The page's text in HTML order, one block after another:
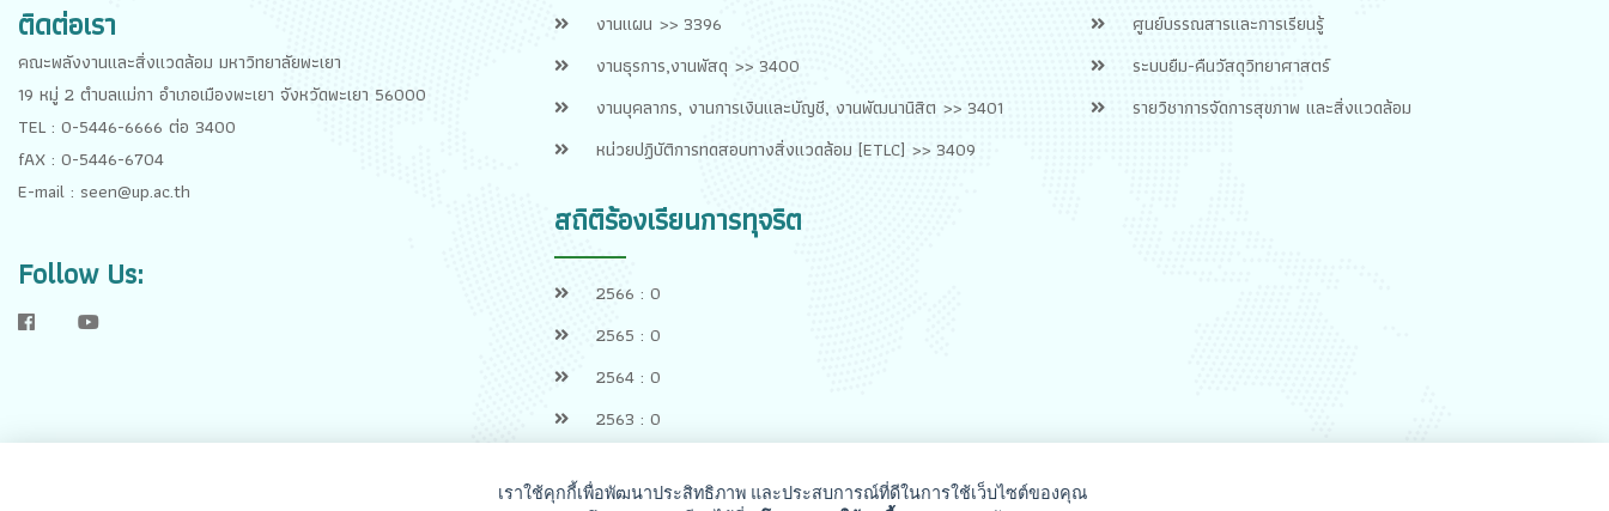
ติดต่อเรา
คณะพลังงานและสิ่งแวดล้อม มหาวิทยาลัยพะเยา
19 หมู่ 2 ตำบลแม่กา อำเภอเมืองพะเยา จังหวัดพะเยา 56000
TEL : 0-5446-6666 ต่อ 3400
fAX : 0-5446-6704
E-mail : seen@up.ac.th
Follow Us:
งานแผน >> 3396
งานธุรการ,งานพัสดุ >> 3400
งานบุคลากร, งานการเงินและบัญชี, งานพัฒนานิสิต >> 3401
หน่วยปฏิบัติการทดสอบทางสิ่งแวดล้อม [ETLC] >> 3409
สถิติร้องเรียนการทุจริต
2566 : 0
2565 : 0
2564 : 0
2563 : 0
ศูนย์บรรณสารและการเรียนรู้
ระบบยืม-คืนวัสดุวิทยาศาสตร์
รายวิชาการจัดการสุขภาพ และสิ่งแวดล้อม
เราใช้คุกกี้เพื่อพัฒนาประสิทธิภาพ และประสบการณ์ที่ดีในการใช้เว็บไซต์ของคุณ